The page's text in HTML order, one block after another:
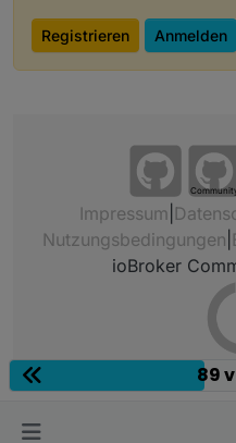
Registrieren Anmelden
Impressum
Nutzungsbedingungen
ioBroker
89